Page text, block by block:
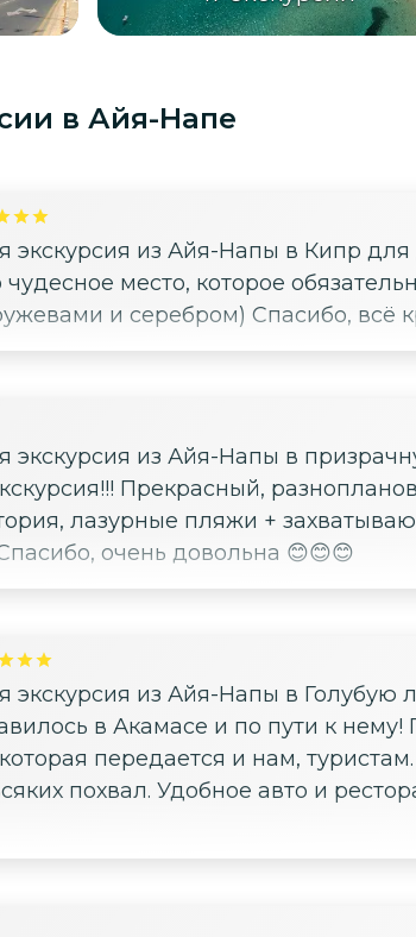
в Айя-Напе
экскурсия из Айя-Напы в Кипр для
чудесное место, которое
и серебром) Спасибо, всё
экскурсия из Айя-Напы в
Прекрасный,
лазурные пляжи +
очень довольна 😊😊😊
экскурсия из Айя-Напы в Голубую
в Акамасе и по пути к нему!
передается и нам,
похвал. Удобное авто и